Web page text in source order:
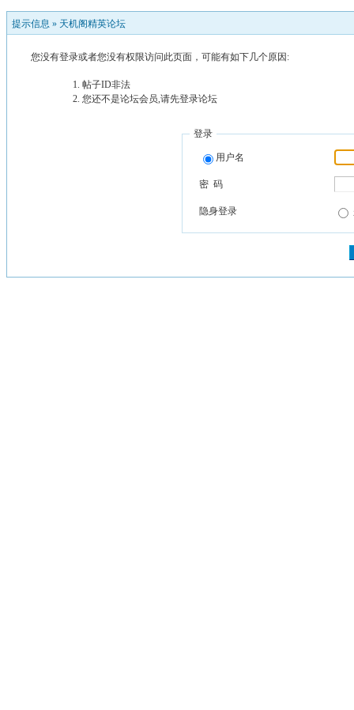
提示信息 » 天机阁精英论坛
您没有登录或者您没有权限访问此页面，可能有如下几个原因:
帖子ID非法
您还不是论坛会员,请先登录论坛
登录
用户名
密 码
隐身登录